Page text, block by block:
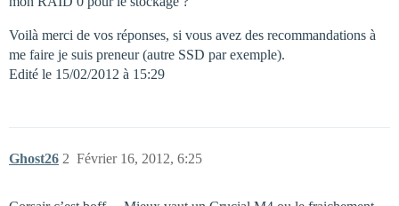
Voilà merci de vos réponses, si vous avez des recommandations à
me faire je suis preneur (autre SSD par exemple).
Edité le 15/02/2012 à 15:29
Ghost26 Février 16, 2012, 6:25
2